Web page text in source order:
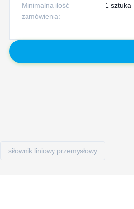
Minimalna ilość
zamówienia:
1 sztuka
siłownik liniowy przemysłowy